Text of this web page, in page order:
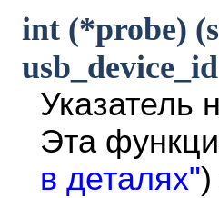
int (*probe)
Указатель
Эта
в деталях")